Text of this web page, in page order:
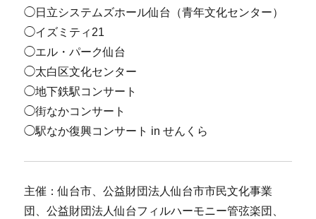
◯日立システムズホール仙台（青年文化センター）
◯イズミティ21
◯エル・パーク仙台
◯太白区文化センター
◯地下鉄駅コンサート
◯街なかコンサート
◯駅なか復興コンサート in せんくら
主催：仙台市、公益財団法人仙台市市民文化事業
団、公益財団法人仙台フィルハーモニー管弦楽団、